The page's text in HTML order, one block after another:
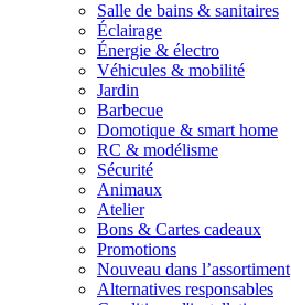
Salle de bains & sanitaires
Éclairage
Énergie & électro
Véhicules & mobilité
Jardin
Barbecue
Domotique & smart home
RC & modélisme
Sécurité
Animaux
Atelier
Bons & Cartes cadeaux
Promotions
Nouveau dans l’assortiment
Alternatives responsables